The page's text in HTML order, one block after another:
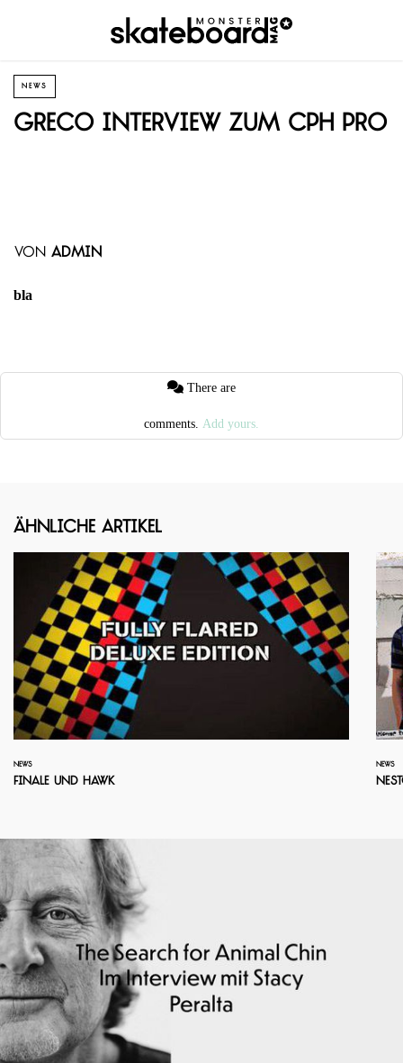
NEWS
Greco Interview zum CPH Pro
von admin
bla
comments. Add yours.
Ähnliche Artikel
NEWS
Finale und Hawk
NEWS